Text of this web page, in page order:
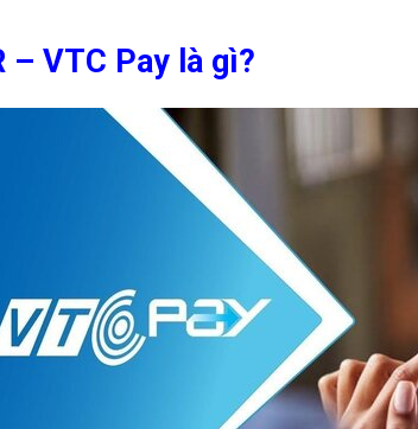
– VTC Pay là gì?